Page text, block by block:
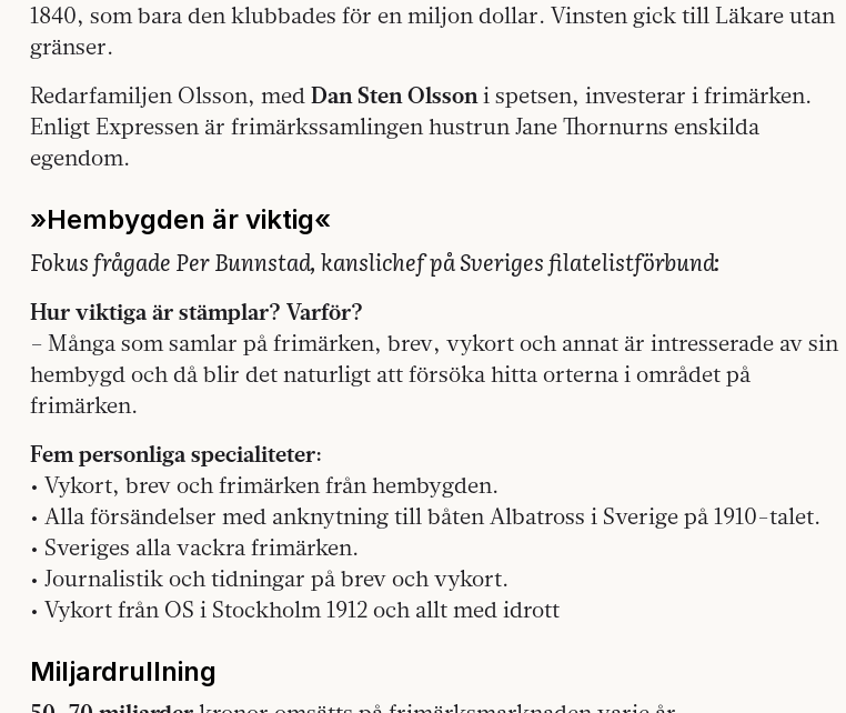
1840, som bara den klubbades för en miljon dollar. Vinsten gick till Läkare utan
gränser.
Redarfamiljen Olsson, med Dan Sten Olssoni spetsen, investerar i frimärken.
Enligt Expressen är frimärkssamlingen hustrun Jane Thornurns enskilda
egendom.
»Hembygden är viktig«
Fokus frågade Per Bunnstad, kanslichef på Sveriges filatelistförbund:
Hur viktiga är stämplar? Varför?
– Många som samlar på frimärken, brev, vykort och annat är intresserade av sin
hembygd och då blir det naturligt att försöka hitta orterna i området på
frimärken.
Fem personliga specialiteter:
• Vykort, brev och frimärken från hembygden.
• Alla försändelser med anknytning till båten Albatross i Sverige på 1910-talet.
• Sveriges alla vackra frimärken.
• Journalistik och tidningar på brev och vykort.
• Vykort från OS i Stockholm 1912 och allt med idrott
Miljardrullning